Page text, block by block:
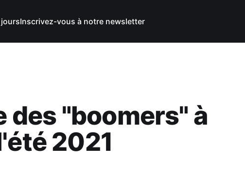
Inscrivez-vous à notre newsletter
des "boomers" à
2021